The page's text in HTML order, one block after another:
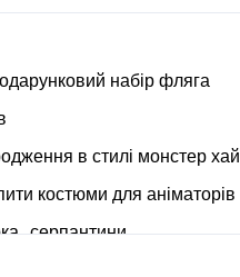
набір фляга
в стилі монстер хай
костюми для аніматорів
серпантини